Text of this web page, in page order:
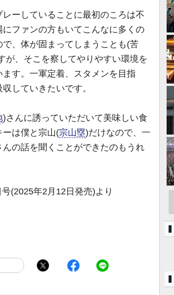
ーしていることに最初のころは不
ファンの方もいてこんなに多くの
、体が固まってしまうことも(苦
が、そこを察してやりやすい環境を
す。一軍定着、スタメンを目指
していきたいです。
)さんに誘っていただいて美味しい食
は僕と宗山(宗山塁)だけなので、一
の話を聞くことができたのもうれ
(2025年2月12日発売)より